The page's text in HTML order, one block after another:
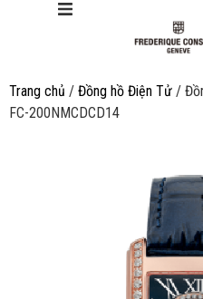
Giới thiệu
Trang chủ / Đồng hồ Điện Tử /
FC-200NMCDCD14